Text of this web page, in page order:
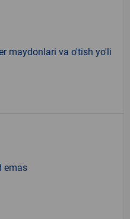
maydonlari va o'tish yo'li
emas